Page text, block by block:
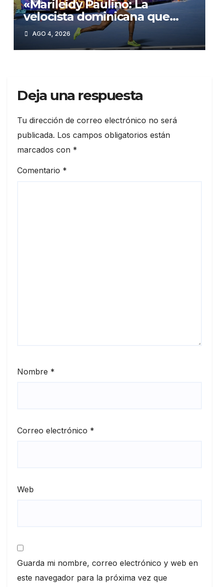
«Marileidy Paulino: La
velocista dominicana que
enciende los Juegos
Centroamericanos 2026»
AGO 4, 2026
Deja una respuesta
Tu dirección de correo electrónico no será
publicada. Los campos obligatorios están
marcados con *
Comentario *
Nombre *
Correo electrónico *
Web
Guarda mi nombre, correo electrónico y web en
este navegador para la próxima vez que